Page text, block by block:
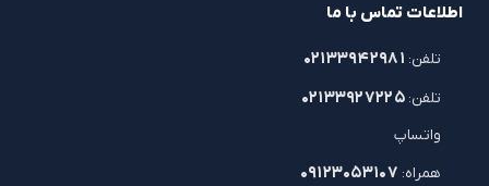
اطلاعات تماس با ما
تلفن: ۰۲۱۳۳۹۴۲۹۸۱
تلفن: ۰۲۱۳۳۹۲۷۲۲۵
واتساپ
همراه: ۰۹۱۲۳۰۵۳۱۰۷